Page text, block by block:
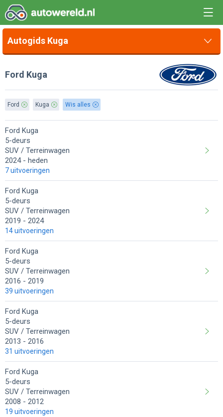
Autogids Kuga
Ford Kuga
Ford Kuga Wis alles
Ford Kuga
7 uitvoeringen
5-deurs
SUV / Terreinwagen
2024
heden
Ford Kuga
14 uitvoeringen
5-deurs
SUV / Terreinwagen
2019
2024
Ford Kuga
39 uitvoeringen
5-deurs
SUV / Terreinwagen
2016
2019
Ford Kuga
31 uitvoeringen
5-deurs
SUV / Terreinwagen
2013
2016
Ford Kuga
19 uitvoeringen
5-deurs
SUV / Terreinwagen
2008
2012